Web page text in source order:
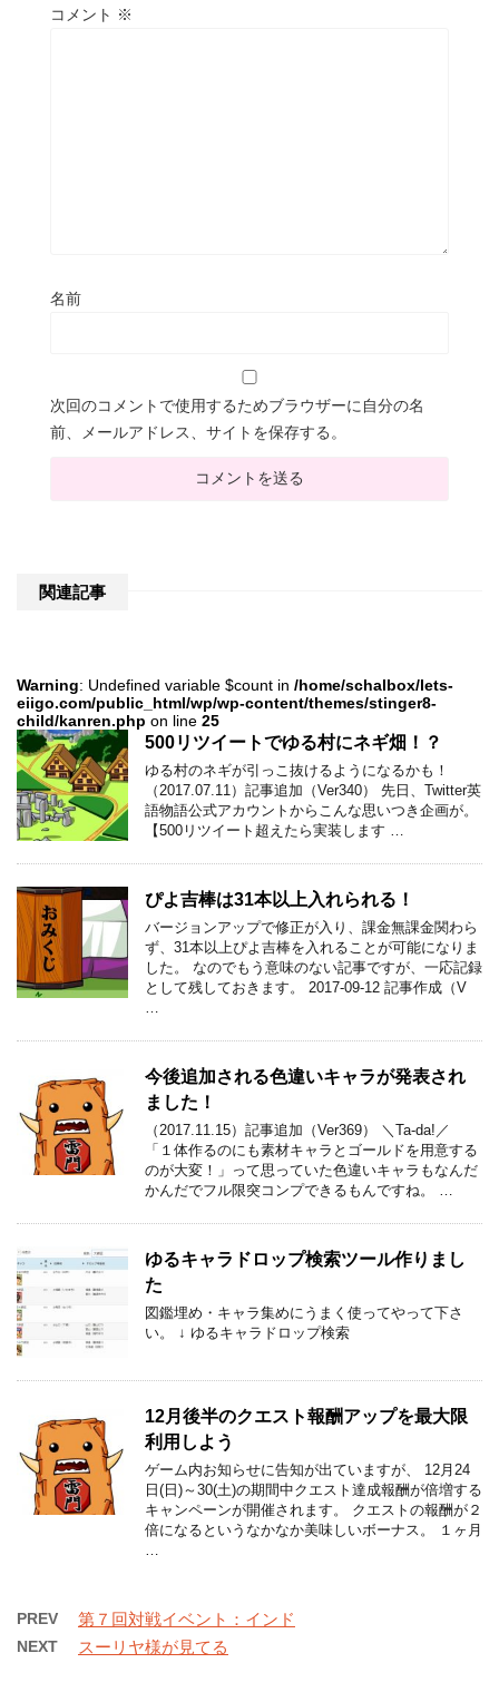
コメント ※
名前
次回のコメントで使用するためブラウザーに自分の名
前、メールアドレス、サイトを保存する。
関連記事
Warning: Undefined variable $count in /home/schalbox/lets-
eiigo.com/public_html/wp/wp-content/themes/stinger8-
child/kanren.php on line 25
500リツイートでゆる村にネギ畑！？
ゆる村のネギが引っこ抜けるようになるかも！
（2017.07.11）記事追加（Ver340） 先日、Twitter英
語物語公式アカウントからこんな思いつき企画が。
【500リツイート超えたら実装します …
ぴよ吉棒は31本以上入れられる！
バージョンアップで修正が入り、課金無課金関わら
ず、31本以上ぴよ吉棒を入れることが可能になりま
した。 なのでもう意味のない記事ですが、一応記録
として残しておきます。 2017-09-12 記事作成（V
今後追加される色違いキャラが発表され
ました！
（2017.11.15）記事追加（Ver369） ＼Ta-da!／
「１体作るのにも素材キャラとゴールドを用意する
のが大変！」って思っていた色違いキャラもなんだ
かんだでフル限突コンプできるもんですね。 …
ゆるキャラドロップ検索ツール作りまし
た
図鑑埋め・キャラ集めにうまく使ってやって下さ
い。 ↓ ゆるキャラドロップ検索
12月後半のクエスト報酬アップを最大限
利用しよう
ゲーム内お知らせに告知が出ていますが、 12月24
日(日)～30(土)の期間中クエスト達成報酬が倍増する
キャンペーンが開催されます。 クエストの報酬が２
倍になるというなかなか美味しいボーナス。 １ヶ月
PREV 第７回対戦イベント：インド
NEXT スーリヤ様が見てる